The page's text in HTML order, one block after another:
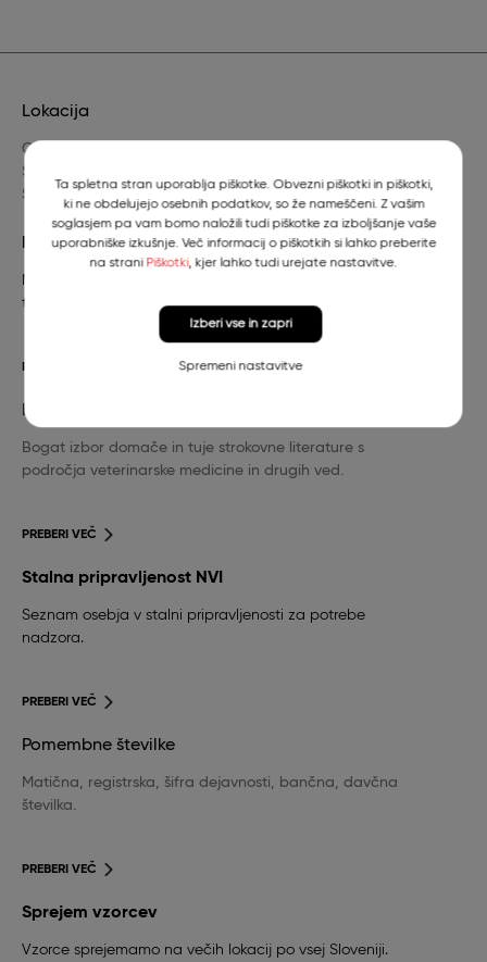
Lokacija
Gerbičeva 60
SI-1000 Ljubljana
Slovenija
Dežurni veterinar
Nujna veterinarska pomoč za pse in mačke in
telefonska številka stalne pripravljenosti.
PREBERI VEČ
Knjižnica
Bogat izbor domače in tuje strokovne literature s
področja veterinarske medicine in drugih ved.
PREBERI VEČ
Stalna pripravljenost NVI
Seznam osebja v stalni pripravljenosti za potrebe
nadzora.
PREBERI VEČ
Pomembne številke
Matična, registrska, šifra dejavnosti, bančna, davčna
številka.
PREBERI VEČ
Sprejem vzorcev
Vzorce sprejemamo na večih lokacij po vsej Sloveniji.
Ta spletna stran uporablja piškotke. Obvezni piškotki in piškotki,
ki ne obdelujejo osebnih podatkov, so že nameščeni. Z vašim
soglasjem pa vam bomo naložili tudi piškotke za izboljšanje vaše
uporabniške izkušnje. Več informacij o piškotkih si lahko preberite
na strani Piškotki, kjer lahko tudi urejate nastavitve.
Spremeni nastavitve
Izberi vse in zapri